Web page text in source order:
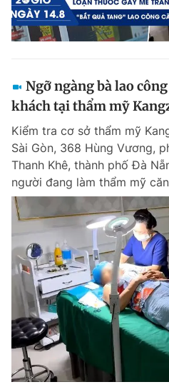
Ngỡ ngàng bà lao
khách tại thẩm mỹ
Kiểm tra cơ sở thẩm mỹ
Sài Gòn, 368 Hùng Vương,
Thanh Khê, thành phố Đà
người đang làm thẩm mỹ